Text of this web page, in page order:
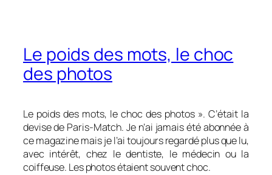
Le poids des mots, le choc
des photos
Le poids des mots, le choc des photos ». C’était la
devise de Paris-Match. Je n’ai jamais été abonnée à
ce magazine mais je l’ai toujours regardé plus que lu,
avec intérêt, chez le dentiste, le médecin ou la
coiffeuse. Les photos étaient souvent choc.